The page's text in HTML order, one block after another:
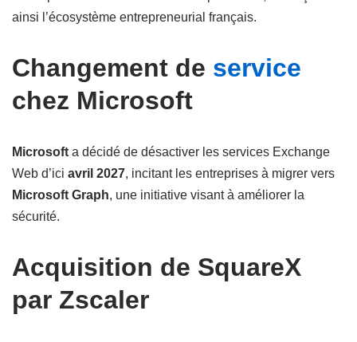
ainsi l’écosystème entrepreneurial français.
Changement de service
chez Microsoft
Microsoft a décidé de désactiver les services Exchange
Web d’ici avril 2027, incitant les entreprises à migrer vers
Microsoft Graph, une initiative visant à améliorer la
sécurité.
Acquisition de SquareX
par Zscaler